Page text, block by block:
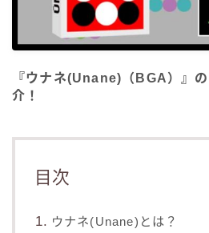
『ウナネ(Unane)（BGA）』
介！
目次
ウナネ(Unane)とは？